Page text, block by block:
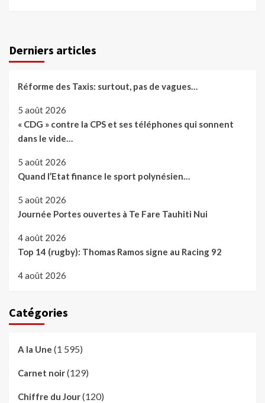
Derniers articles
Réforme des Taxis: surtout, pas de vagues…
5 août 2026
« CDG » contre la CPS et ses téléphones qui sonnent
dans le vide…
5 août 2026
Quand l’Etat finance le sport polynésien…
5 août 2026
Journée Portes ouvertes à Te Fare Tauhiti Nui
4 août 2026
Top 14 (rugby): Thomas Ramos signe au Racing 92
4 août 2026
Catégories
A la Une (1 595)
Carnet noir(129)
Chiffre du Jour(120)